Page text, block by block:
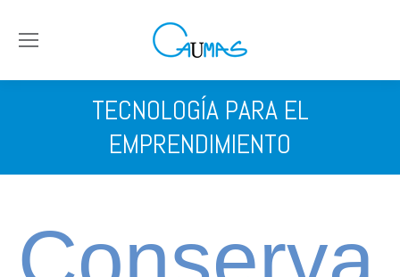
TECNOLOGÍA PARA EL
EMPRENDIMIENTO